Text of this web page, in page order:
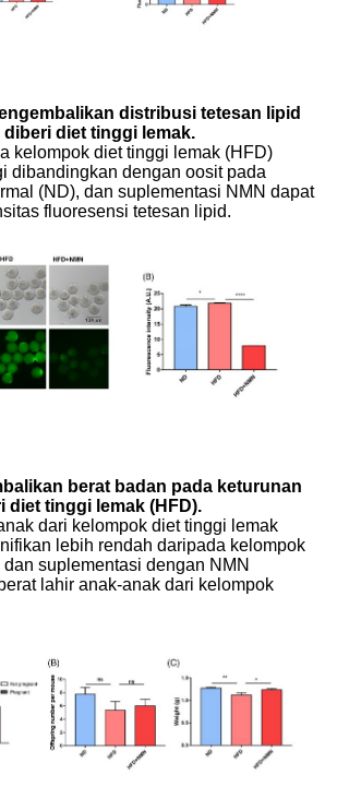
distribusi tetesan lipid
diet tinggi lemak.
kelompok diet tinggi lemak (HFD)
dibandingkan dengan oosit pada
(ND), dan suplementasi NMN dapat
fluoresensi tetesan lipid.
berat badan pada keturunan
diet tinggi lemak (HFD).
dari kelompok diet tinggi lemak
lebih rendah daripada kelompok
suplementasi dengan NMN
lahir anak-anak dari kelompok